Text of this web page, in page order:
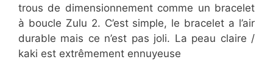
trous de dimensionnement comme un bracelet
à boucle Zulu 2. C’est simple, le bracelet a l’air
durable mais ce n’est pas joli. La peau claire /
kaki est extrêmement ennuyeuse